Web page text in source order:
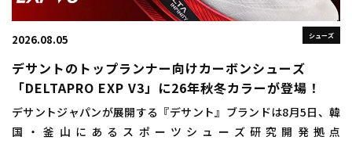
シューズ
2026.08.05
デサントのトップランナー向けカーボンシューズ
「DELTAPRO EXP V3」に26年秋冬カラーが登場！
デサントジャパンが展開する『デサント』ブランドは8月5日、韓
国・釜山にあるスポーツシューズ研究開発拠点